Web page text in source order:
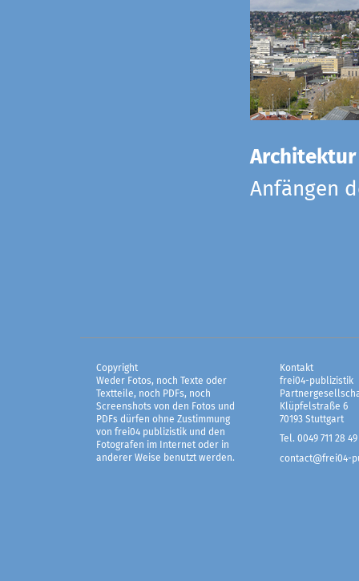
Anfängen
Copyright
Weder Fotos, noch Texte oder
Textteile, noch PDFs, noch
Screenshots von den Fotos und
PDFs dürfen ohne Zustimmung
von frei04 publizistik und den
Fotografen im Internet oder in
anderer Weise benutzt werden.
Kontakt
frei04-publizistik
Klüpfelstraße 6
70193 Stuttgart
Tel. 0049 711 28 49
contact@frei04-